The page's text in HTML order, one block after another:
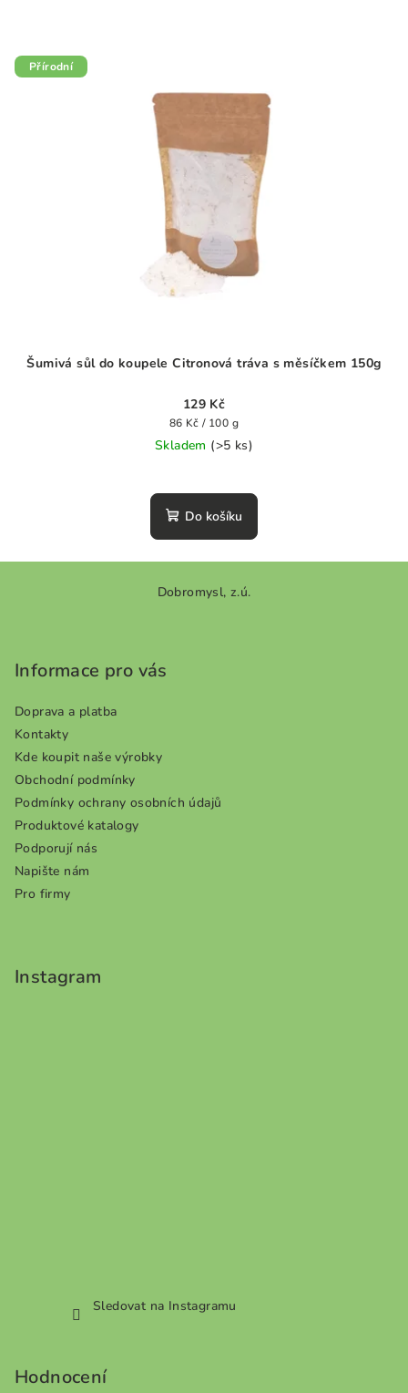
Přírodní
Šumivá sůl do koupele Citronová tráva s měsíčkem 150g
129 Kč
Měrná
cena:
86 Kč / 100 g
Skladem (>5 ks)
hodnocení
produktu
z
hvězdiček.
Do košíku
Dobromysl, z.ú.
Informace pro vás
Doprava a platba
Kontakty
Kde koupit naše výrobky
Obchodní podmínky
Podmínky ochrany osobních údajů
Produktové katalogy
Podporují nás
Napište nám
Pro firmy
Instagram
Sledovat na Instagramu
Hodnocení